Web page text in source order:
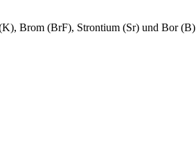
Brom (BrF), Strontium (Sr) und Bor (B)